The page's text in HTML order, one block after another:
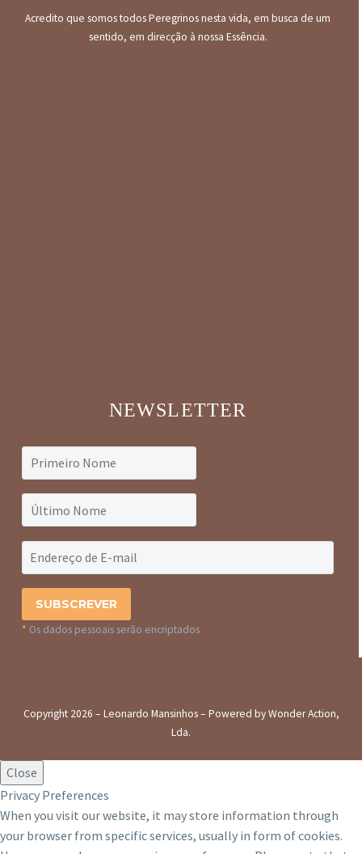
Acredito que somos todos Peregrinos nesta vida, em busca de um
sentido, em direcção à nossa Essência.
NEWSLETTER
* Os dados pessoais serão encriptados
Copyright 2026 – Leonardo Mansinhos – Powered by Wonder Action,
Lda.
Close
Privacy Preferences
When you visit our website, it may store information through
your browser from specific services, usually in form of cookies.